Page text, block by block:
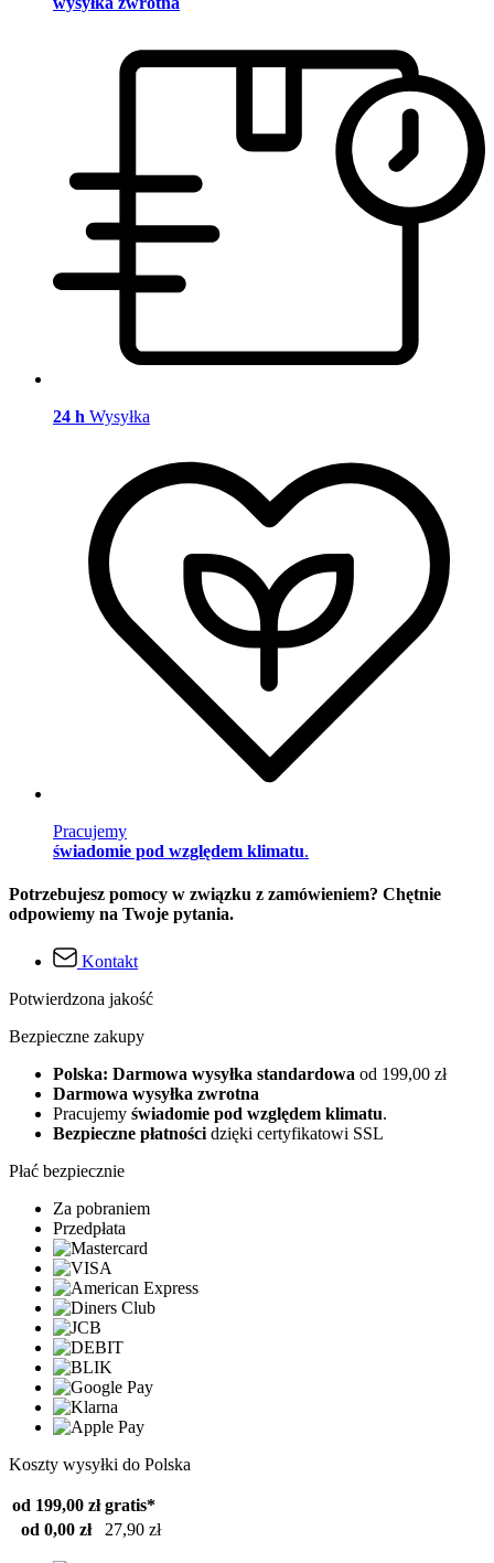
24 h Wysyłka
Pracujemy
świadomie pod względem klimatu.
Potrzebujesz pomocy w związku z zamówieniem? Chętnie
odpowiemy na Twoje pytania.
Kontakt
Potwierdzona jakość
Bezpieczne zakupy
Polska: Darmowa wysyłka standardowa od 199,00 zł
Darmowa wysyłka zwrotna
Pracujemy świadomie pod względem klimatu.
Bezpieczne płatnościdzięki certyfikatowi SSL
Płać bezpiecznie
Za pobraniem
Przedpłata
Koszty wysyłki do Polska
od 199,00 zł gratis*
od 0,00 zł
27,90 zł